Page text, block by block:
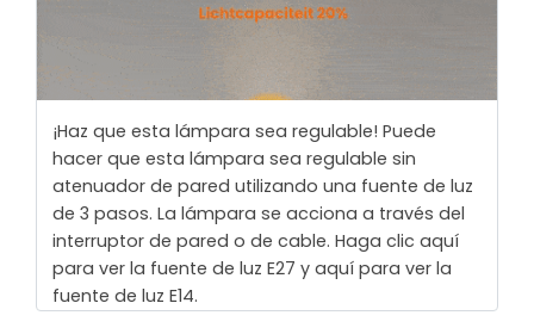
¡Haz que esta lámpara sea regulable! Puede
hacer que esta lámpara sea regulable sin
atenuador de pared utilizando una fuente de luz
de 3 pasos. La lámpara se acciona a través del
interruptor de pared o de cable. Haga clic aquí
para ver la fuente de luz E27 y aquí para ver la
fuente de luz E14.